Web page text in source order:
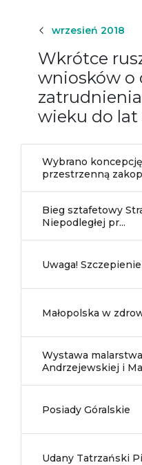
wrzesień 2018
Wkrótce
wniosków o
wieku do lat
Wybrano
przestrzenną
Bieg sztafetowy
Niepodległej pr...
Uwaga!
Małopolska w
Wystawa
Andrzejewskiej i
Posiady Góralskie
Udany Tatrzański